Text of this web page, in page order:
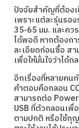
ปัจจัยสำคัญที่ต้อง
เพราะแต่ละรุ่นรอ
35-65 มม. และคว
ได้พอดี หากต้องก
ละเอียดก่อนซื้อ ส
เพื่อให้มั่นใจว่าได้
อีกเรื่องที่หลายคน
คำตอบคือกลอน
สามารถต่อ
USB ที่ตัวกลอนเพื่
ตามปกติ หรือใช้กุ